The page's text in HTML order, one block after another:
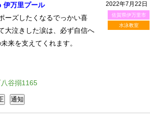
2022年7月22日
佐賀県伊万里市
水泳教室
万里プール
ーズしたくなるでっかい喜
大泣きした涙は、必ず自信へ
来を支えてくれます。
谷搦1165